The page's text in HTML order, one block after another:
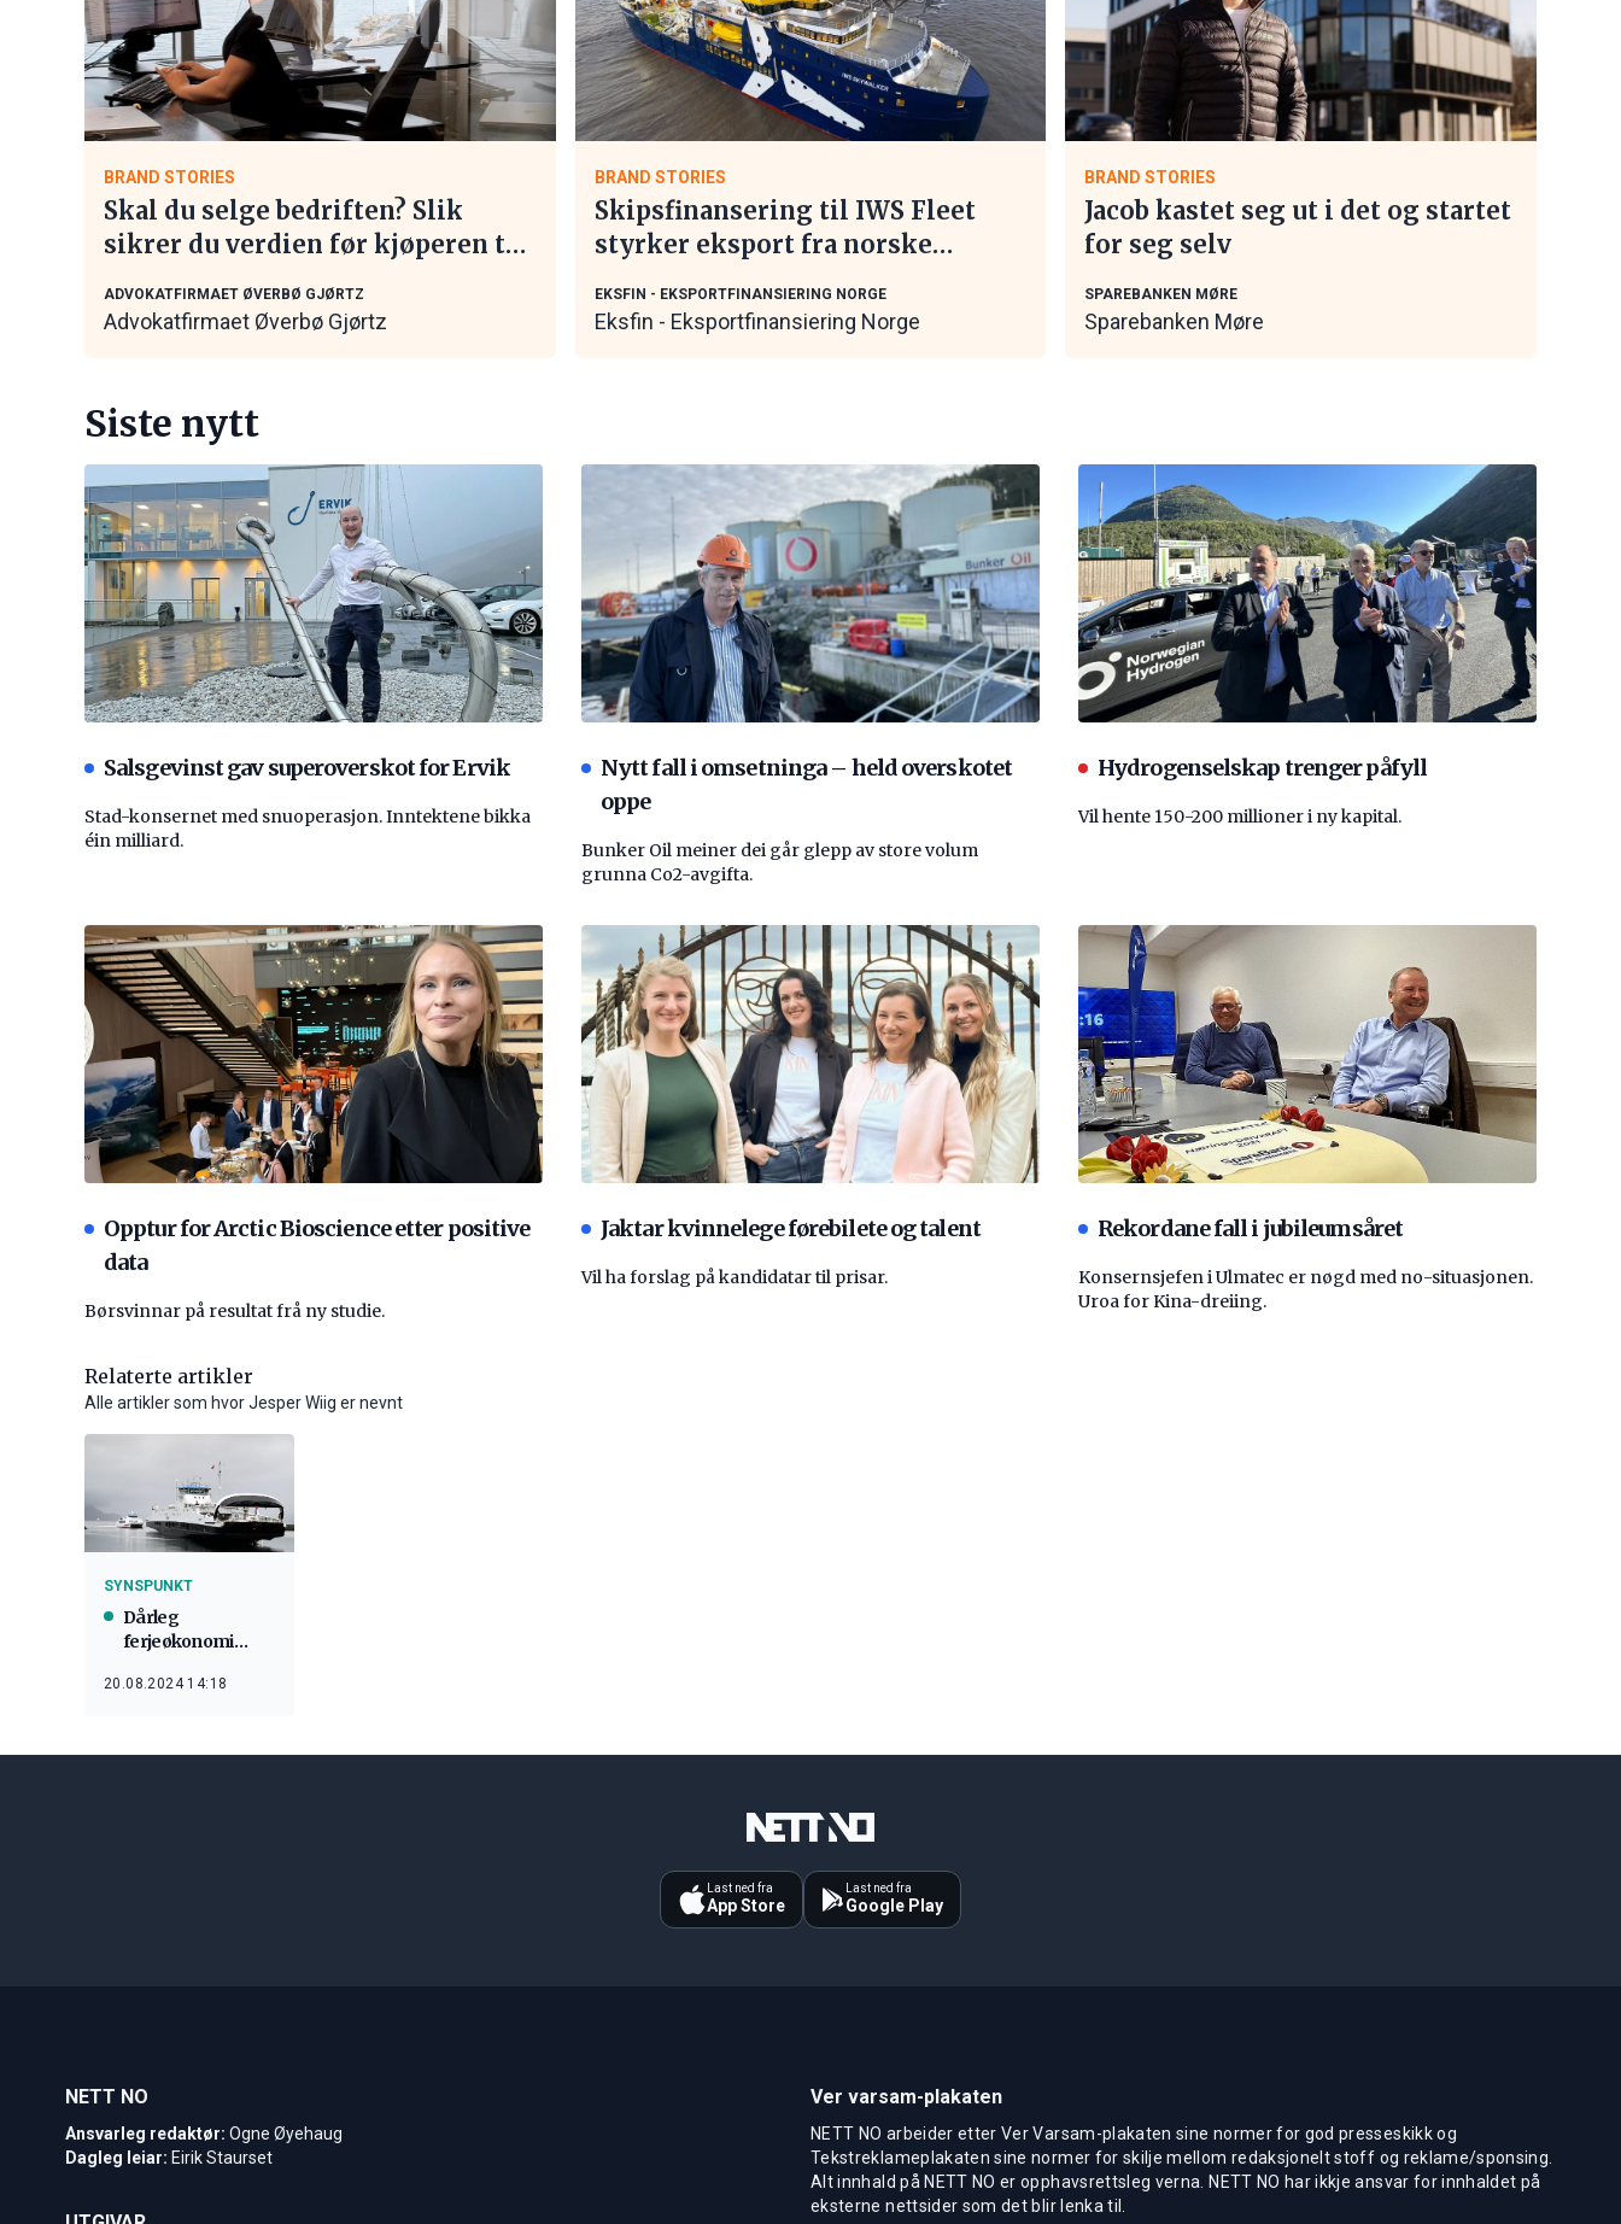
BRAND STORIES
Skal du selge bedriften? Slik
sikrer du verdien før kjøperen tar
ADVOKATFIRMAET ØVERBØ GJØRTZ
Advokatfirmaet Øverbø Gjørtz
BRAND STORIES
Skipsfinansering til IWS Fleet
styrker eksport fra norske
EKSFIN - EKSPORTFINANSIERING NORGE
Eksfin - Eksportfinansiering Norge
BRAND STORIES
Jacob kastet seg ut i det og startet
for seg selv
SPAREBANKEN MØRE
Sparebanken Møre
Siste nytt
Salsgevinst gav superoverskot for Ervik
Stad-konsernet med snuoperasjon. Inntektene bikka
éin milliard.
Nytt fall i omsetninga – held overskotet
oppe
Bunker Oil meiner dei går glepp av store volum
grunna Co2-avgifta.
Hydrogenselskap trenger påfyll
Vil hente 150-200 millioner i ny kapital.
Opptur for Arctic Bioscience etter positive
data
Børsvinnar på resultat frå ny studie.
Jaktar kvinnelege førebilete og talent
Vil ha forslag på kandidatar til prisar.
Rekordane fall i jubileumsåret
Konsernsjefen i Ulmatec er nøgd med no-situasjonen.
Uroa for Kina-dreiing.
Relaterte artikler
Alle artikler som hvor Jesper Wiig er nevnt
SYNSPUNKT
Dårleg
ferjeøkonomi
utviklinga av
20.08.2024 14:18
Last ned fra
App Store
Last ned fra
Google Play
NETT NO
Ansvarleg redaktør: Ogne Øyehaug
Dagleg leiar: Eirik Staurset
Ver varsam-plakaten
NETT NO arbeider etter Ver Varsam-plakaten sine normer for god presseskikk og
Tekstreklameplakaten sine normer for skilje mellom redaksjonelt stoff og reklame/sponsing.
Alt innhald på NETT NO er opphavsrettsleg verna. NETT NO har ikkje ansvar for innhaldet på
eksterne nettsider som det blir lenka til.